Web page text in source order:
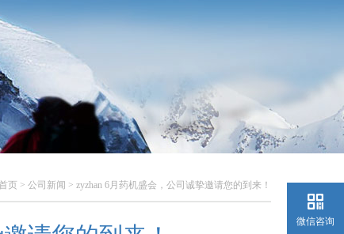
页 > 公司新闻 > zyzhan 6月药机盛会，公司诚挚邀请您的到来！
微信咨询